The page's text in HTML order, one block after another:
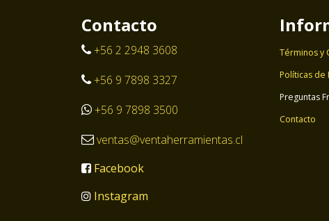
Contacto
+56 2 2948 3608
+56 9 7898 3327
+56 9 7898 3500
ventas@ventaherramientas.cl
Facebook
Instagram
Términos y
Políticas de
Preguntas
Contacto